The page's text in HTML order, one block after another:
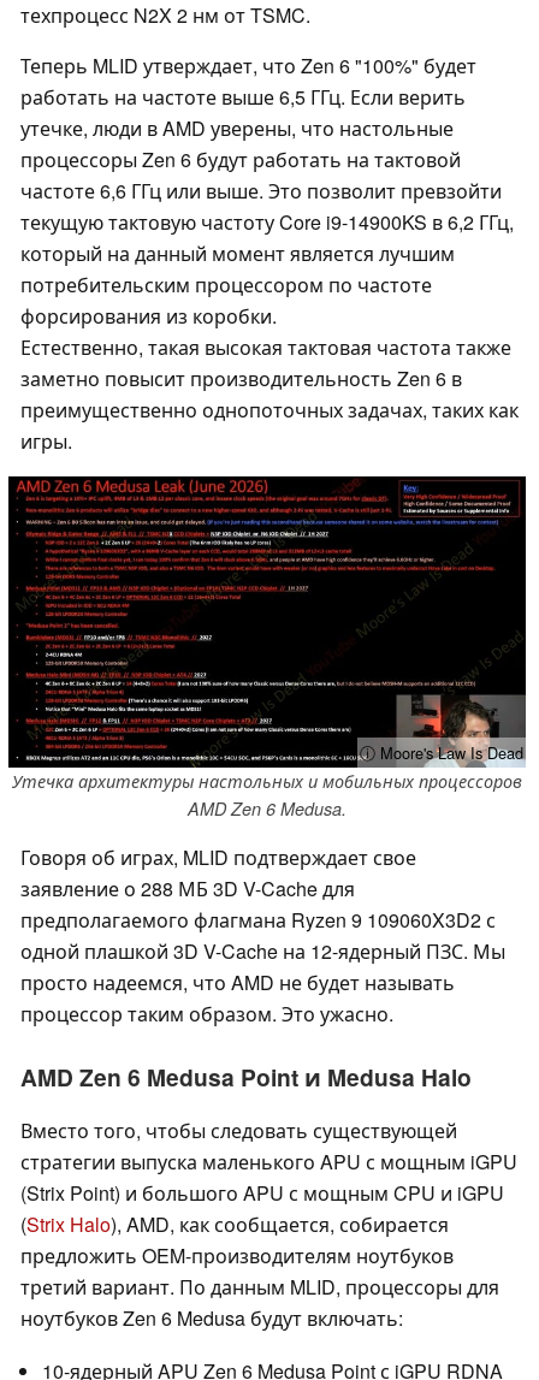
техпроцесс N2X 2 нм от TSMC.
Теперь MLID утверждает, что Zen 6 "100%" будет
работать на частоте выше 6,5 ГГц. Если верить
утечке, люди в AMD уверены, что настольные
процессоры Zen 6 будут работать на тактовой
частоте 6,6 ГГц или выше. Это позволит превзойти
текущую тактовую частоту Core i9-14900KS в 6,2 ГГц,
который на данный момент является лучшим
потребительским процессором по частоте
форсирования из коробки.
Естественно, такая высокая тактовая частота также
заметно повысит производительность Zen 6 в
преимущественно однопоточных задачах, таких как
игры.
ⓘ Moore's Law Is Dead
Утечка архитектуры настольных и мобильных процессоров
AMD Zen 6 Medusa.
Говоря об играх, MLID подтверждает свое
заявление о 288 МБ 3D V-Cache для
предполагаемого флагмана Ryzen 9 109060X3D2 с
одной плашкой 3D V-Cache на 12-ядерный ПЗС. Мы
просто надеемся, что AMD не будет называть
процессор таким образом. Это ужасно.
AMD Zen 6 Medusa Point и Medusa Halo
Вместо того, чтобы следовать существующей
стратегии выпуска маленького APU с мощным iGPU
(Strix Point) и большого APU с мощным CPU и iGPU
(Strix Halo), AMD, как сообщается, собирается
предложить OEM-производителям ноутбуков
третий вариант. По данным MLID, процессоры для
ноутбуков Zen 6 Medusa будут включать:
10-ядерный APU Zen 6 Medusa Point с iGPU RDNA